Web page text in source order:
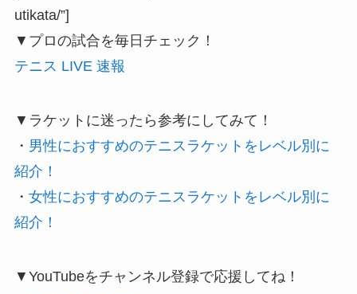
utikata/”]
▼プロの試合を毎日チェック！
テニス LIVE 速報
▼ラケットに迷ったら参考にしてみて！
・ 男性におすすめのテニスラケットをレベル別に
紹介！
・ 女性におすすめのテニスラケットをレベル別に
紹介！
▼YouTubeをチャンネル登録で応援してね！